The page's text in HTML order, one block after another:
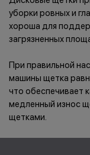
уборки ровных и
хороша для
загрязненных
При правильной
машины щетка
что обеспечивает
медленный износ
щетками.